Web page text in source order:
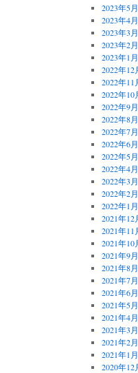
2023年5月
2023年4月
2023年3月
2023年2月
2023年1月
2022年12
2022年11
2022年10
2022年9月
2022年8月
2022年7月
2022年6月
2022年5月
2022年4月
2022年3月
2022年2月
2022年1月
2021年12
2021年11
2021年10
2021年9月
2021年8月
2021年7月
2021年6月
2021年5月
2021年4月
2021年3月
2021年2月
2021年1月
2020年12